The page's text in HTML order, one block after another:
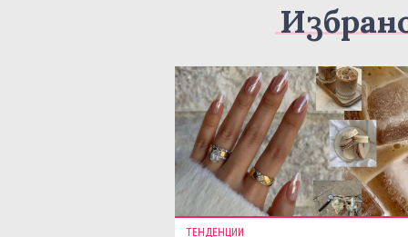
ТЕНДЕНЦИИ